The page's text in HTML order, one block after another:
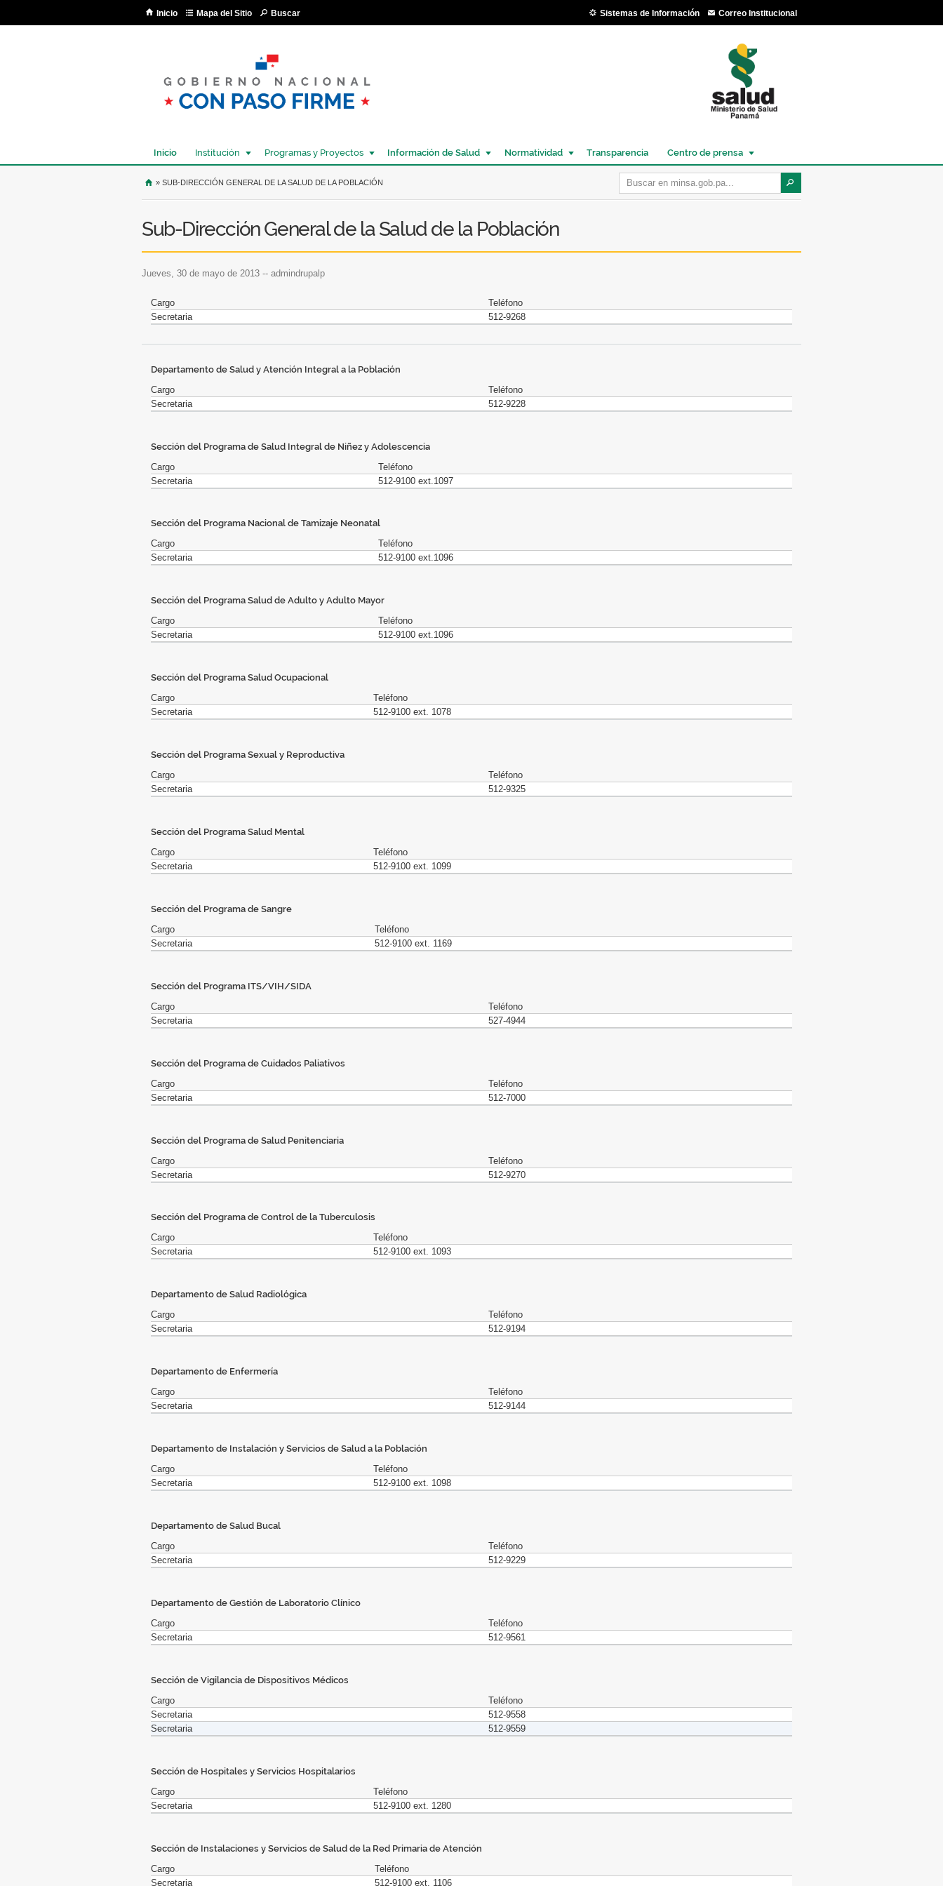
Inicio Mapa del Sitio Buscar Sistemas de Información Correo Institucional
Inicio Institución Programas y Proyectos Información de Salud Normatividad Transparencia Centro de prensa
USTED SE ENCUENTRA AQUÍ
» SUB-DIRECCIÓN GENERAL DE LA SALUD DE LA POBLACIÓN
Sub-Dirección General de la Salud de la Población
jueves, 30 de mayo de 2013 -- admindrupalp
Cargo
Teléfono
Secretaria
512-9268
Departamento de Salud y Atención Integral a la Población
Cargo
Teléfono
Secretaria
512-9228
Sección del Programa de Salud Integral de Niñez y Adolescencia
Cargo
Teléfono
Secretaria
512-9100 ext.1097
Sección del Programa Nacional de Tamizaje Neonatal
Cargo
Teléfono
Secretaria
512-9100 ext.1096
Sección del Programa Salud de Adulto y Adulto Mayor
Cargo
Teléfono
Secretaria
512-9100 ext.1096
Sección del Programa Salud Ocupacional
Cargo
Teléfono
Secretaria
512-9100 ext. 1078
Sección del Programa Sexual y Reproductiva
Cargo
Teléfono
Secretaria
512-9325
Sección del Programa Salud Mental
Cargo
Teléfono
Secretaria
512-9100 ext. 1099
Sección del Programa de Sangre
Cargo
Teléfono
Secretaria
512-9100 ext. 1169
Sección del Programa ITS/VIH/SIDA
Cargo
Teléfono
Secretaria
527-4944
Sección del Programa de Cuidados Paliativos
Cargo
Teléfono
Secretaria
512-7000
Sección del Programa de Salud Penitenciaria
Cargo
Teléfono
Secretaria
512-9270
Sección del Programa de Control de la Tuberculosis
Cargo
Teléfono
Secretaria
512-9100 ext. 1093
Departamento de Salud Radiológica
Cargo
Teléfono
Secretaria
512-9194
Departamento de Enfermería
Cargo
Teléfono
Secretaria
512-9144
Departamento de Instalación y Servicios de Salud a la Población
Cargo
Teléfono
Secretaria
512-9100 ext. 1098
Departamento de Salud Bucal
Cargo
Teléfono
Secretaria
512-9229
Departamento de Gestión de Laboratorio Clínico
Cargo
Teléfono
Secretaria
512-9561
Sección de Vigilancia de Dispositivos Médicos
Cargo
Teléfono
Secretaria
512-9558
Secretaria
512-9559
Sección de Hospitales y Servicios Hospitalarios
Cargo
Teléfono
Secretaria
512-9100 ext. 1280
Sección de Instalaciones y Servicios de Salud de la Red Primaria de Atención
Cargo
Teléfono
Secretaria
512-9100 ext. 1106